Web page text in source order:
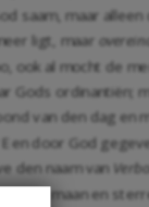
saam, maar
ligt, maar
al mocht de
Gods ordinantiën;
van den dag en
door God
den naam van
zon, maan en